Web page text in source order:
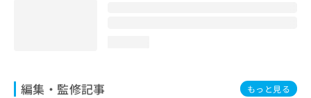
編集・監修記事 もっと見る